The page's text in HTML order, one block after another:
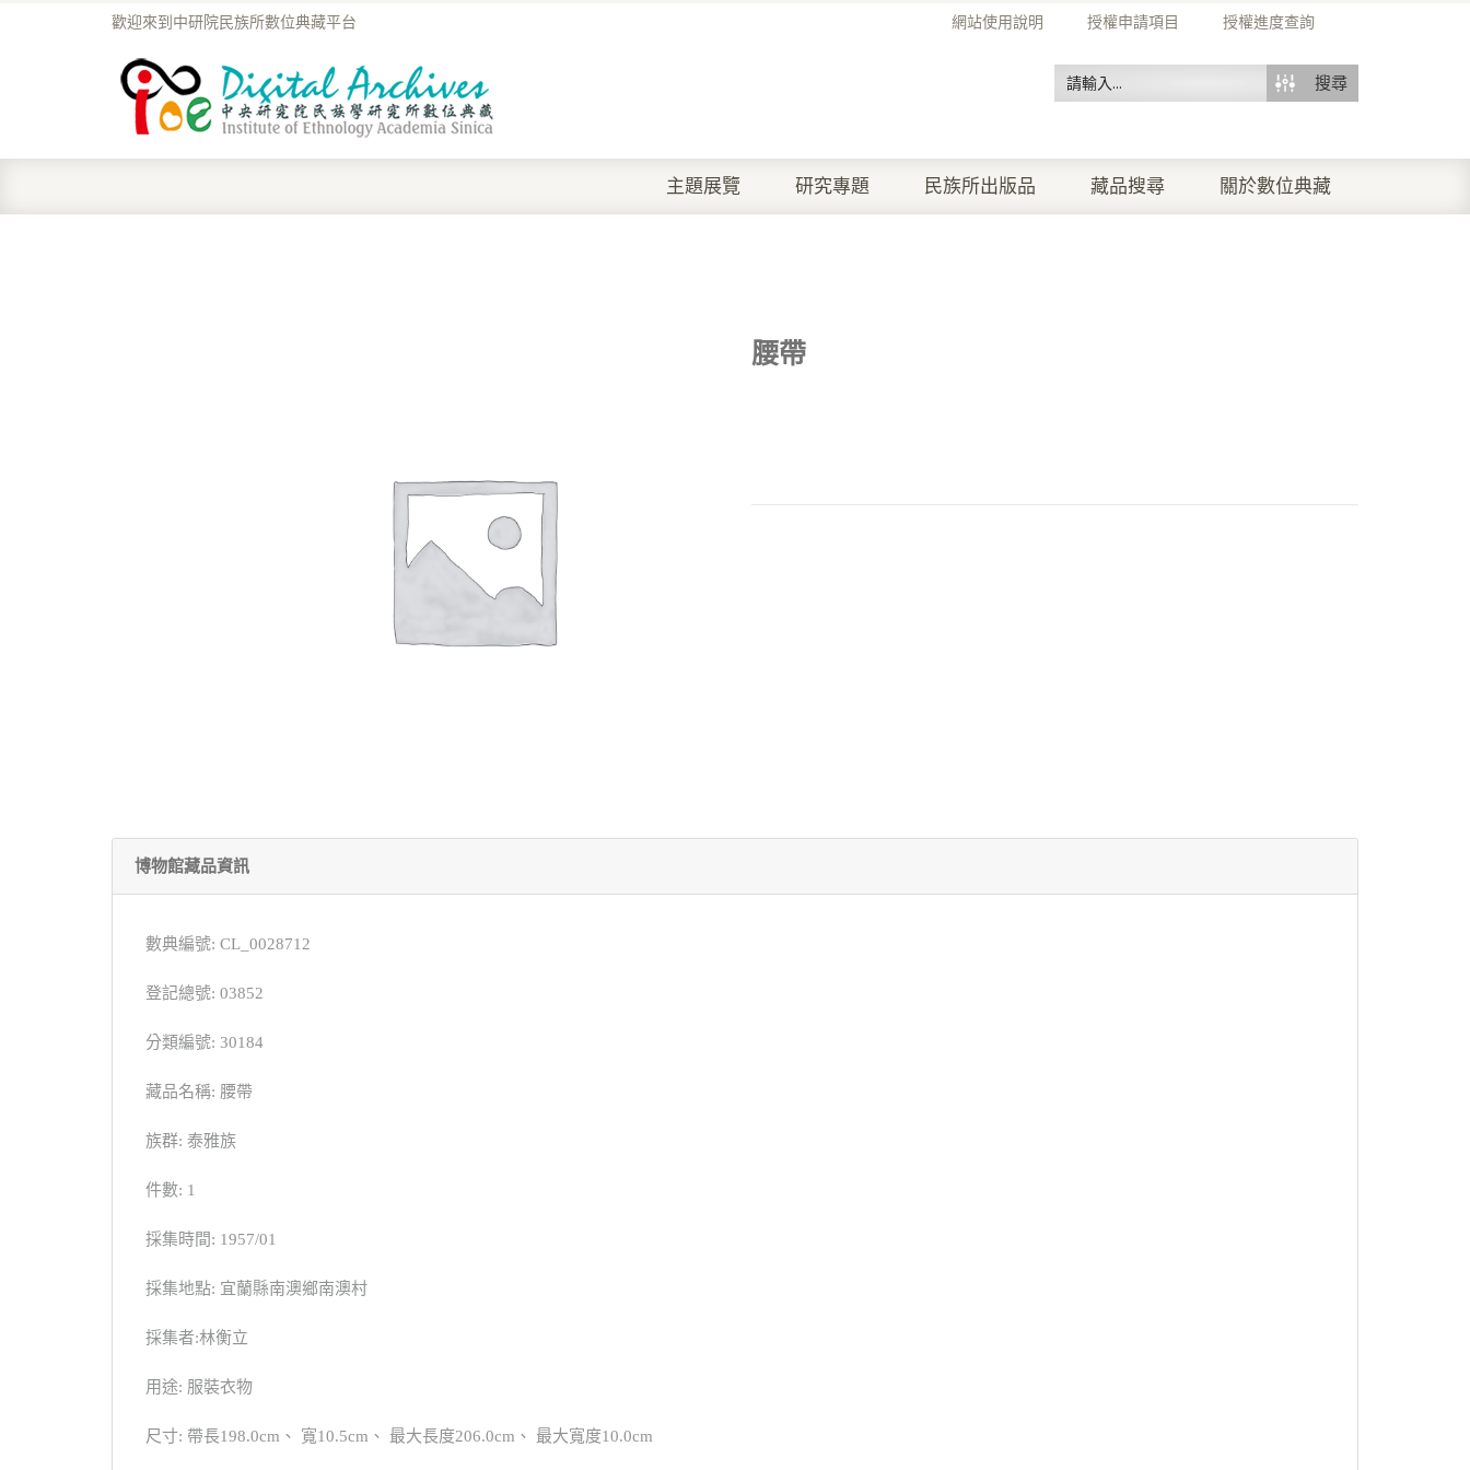
網站使用說明 授權申請項目 授權進度查詢
歡迎來到中研院民族所數位典藏平台
搜尋
主題展覽 研究專題 民族所出版品 藏品搜尋 關於數位典藏
腰帶
博物館藏品資訊
數典編號: CL_0028712
登記總號: 03852
分類編號: 30184
藏品名稱: 腰帶
族群: 泰雅族
件數: 1
採集時間: 1957/01
採集地點: 宜蘭縣南澳鄉南澳村
採集者:林衡立
用途: 服裝衣物
尺寸: 帶長198.0cm、 寬10.5cm、 最大長度206.0cm、 最大寬度10.0cm